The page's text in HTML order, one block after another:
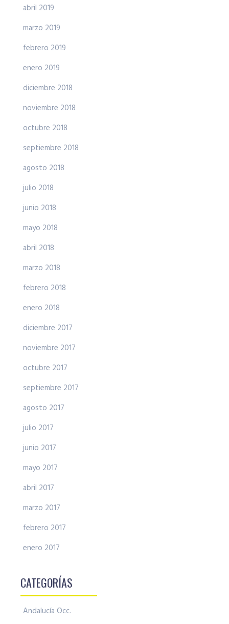
abril 2019
marzo 2019
febrero 2019
enero 2019
diciembre 2018
noviembre 2018
octubre 2018
septiembre 2018
agosto 2018
julio 2018
junio 2018
mayo 2018
abril 2018
marzo 2018
febrero 2018
enero 2018
diciembre 2017
noviembre 2017
octubre 2017
septiembre 2017
agosto 2017
julio 2017
junio 2017
mayo 2017
abril 2017
marzo 2017
febrero 2017
enero 2017
CATEGORÍAS
Andalucía Occ.